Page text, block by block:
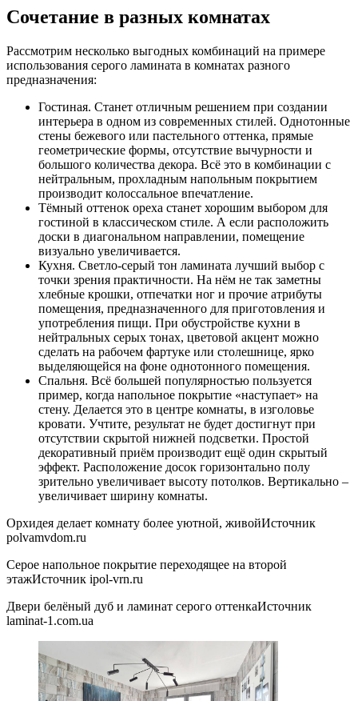
Сочетание в разных комнатах
Рассмотрим несколько выгодных комбинаций на примере
использования серого ламината в комнатах разного
предназначения:
Гостиная. Станет отличным решением при создании
интерьера в одном из современных стилей. Однотонные
стены бежевого или пастельного оттенка, прямые
геометрические формы, отсутствие вычурности и
большого количества декора. Всё это в комбинации с
нейтральным, прохладным напольным покрытием
производит колоссальное впечатление.
Тёмный оттенок ореха станет хорошим выбором для
гостиной в классическом стиле. А если расположить
доски в диагональном направлении, помещение
визуально увеличивается.
Кухня. Светло-серый тон ламината лучший выбор с
точки зрения практичности. На нём не так заметны
хлебные крошки, отпечатки ног и прочие атрибуты
помещения, предназначенного для приготовления и
употребления пищи. При обустройстве кухни в
нейтральных серых тонах, цветовой акцент можно
сделать на рабочем фартуке или столешнице, ярко
выделяющейся на фоне однотонного помещения.
Спальня. Всё большей популярностью пользуется
пример, когда напольное покрытие «наступает» на
стену. Делается это в центре комнаты, в изголовье
кровати. Учтите, результат не будет достигнут при
отсутствии скрытой нижней подсветки. Простой
декоративный приём производит ещё один скрытый
эффект. Расположение досок горизонтально полу
зрительно увеличивает высоту потолков. Вертикально –
увеличивает ширину комнаты.
Орхидея делает комнату более уютной, живойИсточник
polvamvdom.ru
Серое напольное покрытие переходящее на второй
этажИсточник ipol-vrn.ru
Двери белёный дуб и ламинат серого оттенкаИсточник
laminat-1.com.ua